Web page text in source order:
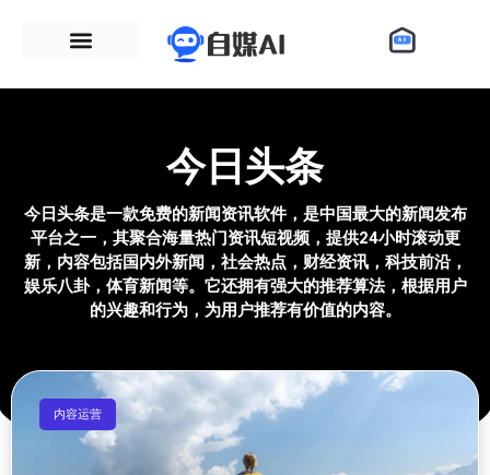
今日头条
今日头条是一款免费的新闻资讯软件，是中国最大的新闻发布
平台之一，其聚合海量热门资讯短视频，提供24小时滚动更
新，内容包括国内外新闻，社会热点，财经资讯，科技前沿，
娱乐八卦，体育新闻等。它还拥有强大的推荐算法，根据用户
的兴趣和行为，为用户推荐有价值的内容。
内容运营